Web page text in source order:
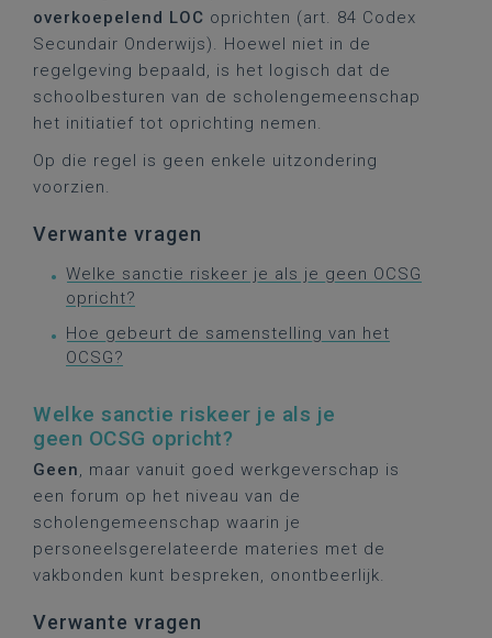
overkoepelend LOC oprichten (art. 84 Codex
Secundair Onderwijs). Hoewel niet in de
regelgeving bepaald, is het logisch dat de
schoolbesturen van de scholengemeenschap
het initiatief tot oprichting nemen.
Op die regel is geen enkele uitzondering
voorzien.
Verwante vragen
Welke sanctie riskeer je als je geen OCSG
opricht?
Hoe gebeurt de samenstelling van het
OCSG?
Welke sanctie riskeer je als je
geen OCSG opricht?
Geen, maar vanuit goed werkgeverschap is
een forum op het niveau van de
scholengemeenschap waarin je
personeelsgerelateerde materies met de
vakbonden kunt bespreken, onontbeerlijk.
Verwante vragen